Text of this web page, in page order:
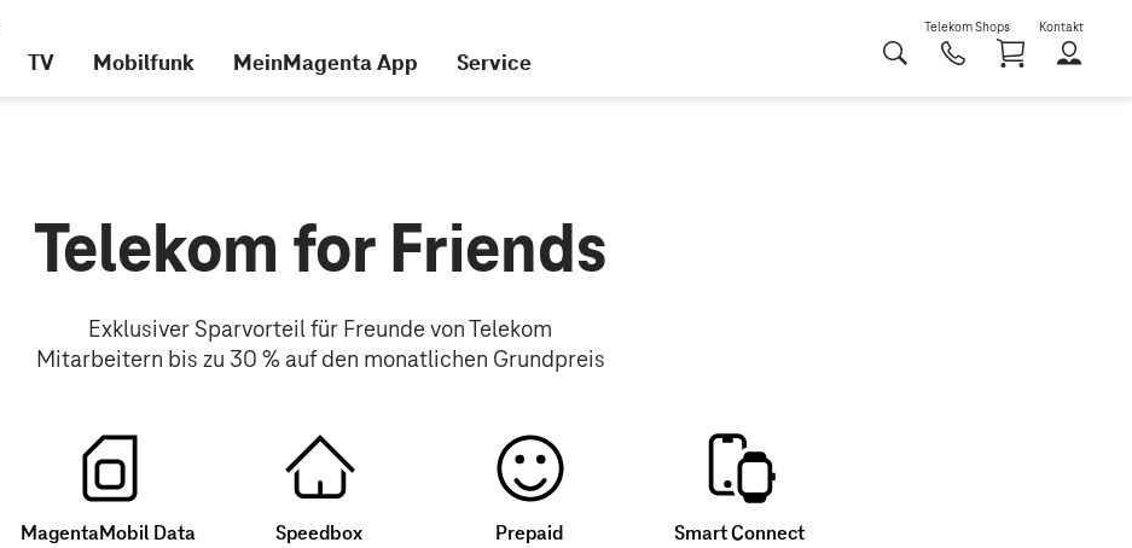
Telekom Shops Kontakt
TV Mobilfunk MeinMagenta App Service
Telekom for Friends
Exklusiver Sparvorteil für Freunde von Telekom
Mitarbeitern bis zu 30 % auf den monatlichen Grundpreis
MagentaMobil Data
Speedbox
Prepaid
Smart Connect